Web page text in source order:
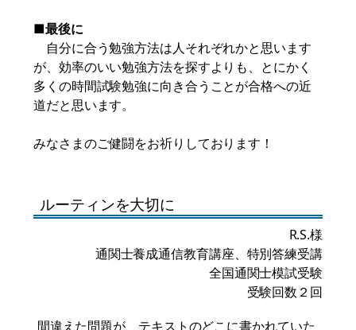
■最後に
自分に合う勉強方法は人それぞれかと思います
が、効率のいい勉強方法を探すよりも、とにかく
多くの時間試験勉強に向き合うことが合格への近
道だと思います。
みなさまのご健闘をお祈りしております！
ルーティンを大切に
R.S.様
通関士養成通信教育講座、特別答練受講
全国通関士模試受験
受験回数２回
間違えた問題が、テキストのどこに書かれていた